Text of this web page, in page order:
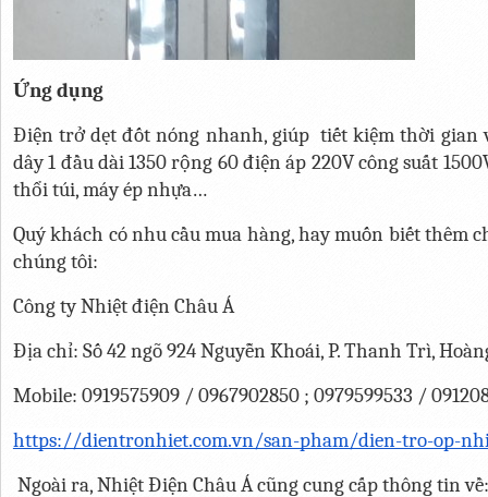
Ứng dụng
Điện trở dẹt đốt nóng nhanh, giúp  tiết kiệm thời
dây 1 đầu dài 1350 rộng 60 điện áp 220V công suất
thổi túi, máy ép nhựa…
Quý khách có nhu cầu mua hàng, hay muốn biết thêm
chúng tôi:
Công ty Nhiệt điện Châu Á
Địa chỉ: Số 42 ngõ 924 Nguyễn Khoái, P. Thanh Trì,
Mobile: 0919575909 / 0967902850 ; 0979599533 /
https://dientronhiet.com.vn/san-pham/dien-tro-op-
Ngoài ra, Nhiệt Điện Châu Á cũng cung cấp thông tin